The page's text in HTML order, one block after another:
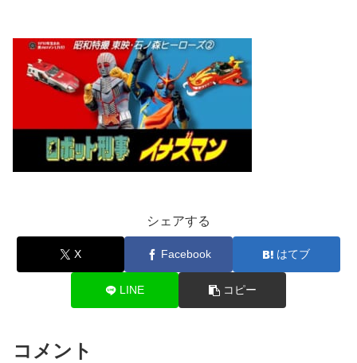
シェアする
X Facebook はてブ
LINE コピー
コメント